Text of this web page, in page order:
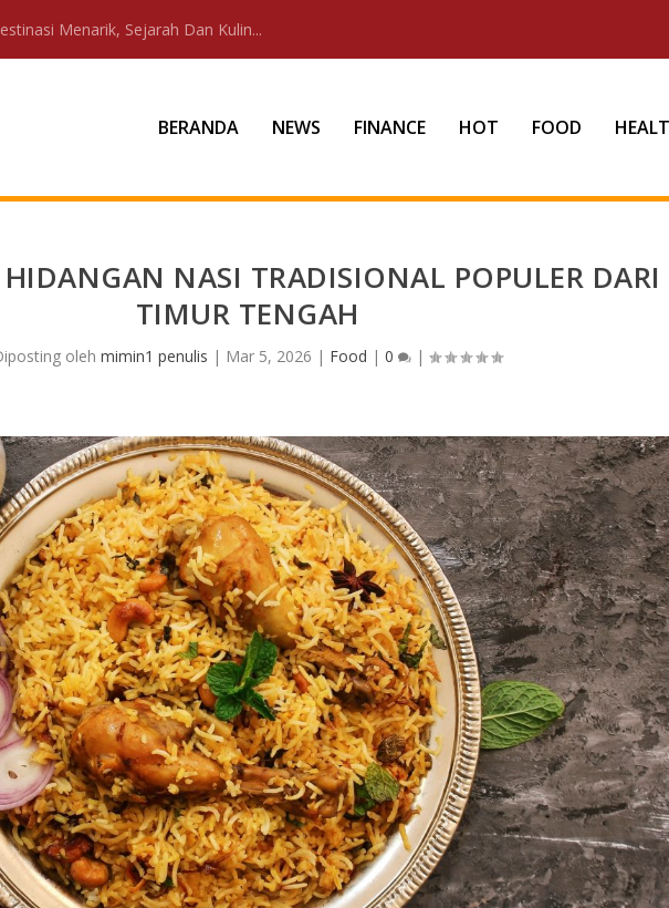
Menarik, Sejarah Dan Kulin...
BERANDA NEWS FINANCE HOT FOOD
HIDANGAN NASI TRADISIONAL POPULER DARI
TIMUR TENGAH
olehmimin1 penulis | Mar 5, 2026 | Food |0 |